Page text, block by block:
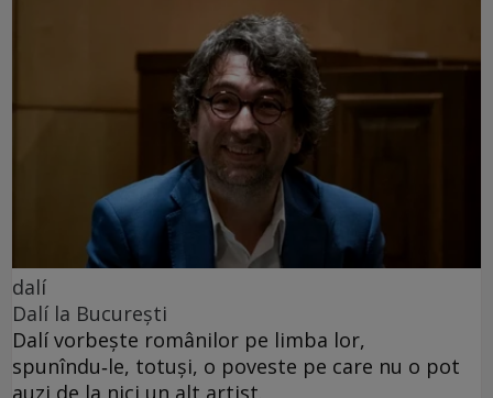
dalí
Dalí la București
Dalí vorbește românilor pe limba lor,
spunîndu‑le, totuși, o poveste pe care nu o pot
auzi de la nici un alt artist.